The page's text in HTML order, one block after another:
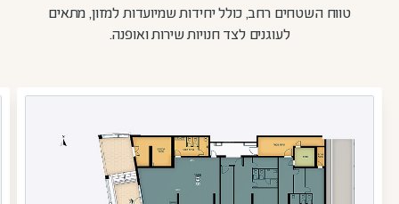
טווח השטחים רחב, כולל יחידות שמיועדות למזון, מתאים
לעוגנים לצד חנויות שירות ואופנה.